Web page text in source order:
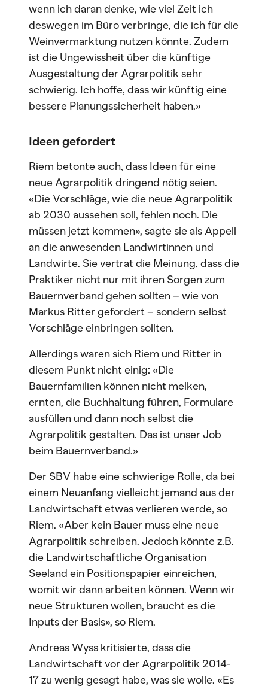
wenn ich daran denke, wie viel Zeit ich
deswegen im Büro verbringe, die ich für die
Weinvermarktung nutzen könnte. Zudem
ist die Ungewissheit über die künftige
Ausgestaltung der Agrarpolitik sehr
schwierig. Ich hoffe, dass wir künftig eine
bessere Planungssicherheit haben.»
Ideen gefordert
Riem betonte auch, dass Ideen für eine
neue Agrarpolitik dringend nötig seien.
«Die Vorschläge, wie die neue Agrarpolitik
ab 2030 aussehen soll, fehlen noch. Die
müssen jetzt kommen», sagte sie als Appell
an die anwesenden Landwirtinnen und
Landwirte. Sie vertrat die Meinung, dass die
Praktiker nicht nur mit ihren Sorgen zum
Bauernverband gehen sollten – wie von
Markus Ritter gefordert – sondern selbst
Vorschläge einbringen sollten.
Allerdings waren sich Riem und Ritter in
diesem Punkt nicht einig: «Die
Bauernfamilien können nicht melken,
ernten, die Buchhaltung führen, Formulare
ausfüllen und dann noch selbst die
Agrarpolitik gestalten. Das ist unser Job
beim Bauernverband.»
Der SBV habe eine schwierige Rolle, da bei
einem Neuanfang vielleicht jemand aus der
Landwirtschaft etwas verlieren werde, so
Riem. «Aber kein Bauer muss eine neue
Agrarpolitik schreiben. Jedoch könnte z.B.
die Landwirtschaftliche Organisation
Seeland ein Positionspapier einreichen,
womit wir dann arbeiten können. Wenn wir
neue Strukturen wollen, braucht es die
Inputs der Basis», so Riem.
Andreas Wyss kritisierte, dass die
Landwirtschaft vor der Agrarpolitik 2014-
17 zu wenig gesagt habe, was sie wolle. «Es